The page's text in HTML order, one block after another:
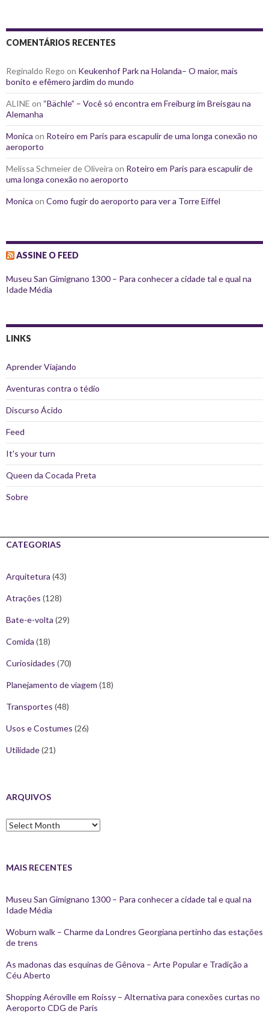
COMENTÁRIOS RECENTES
Reginaldo Rego on Keukenhof Park na Holanda– O maior, mais
bonito e efêmero jardim do mundo
ALINE on “Bächle” – Você só encontra em Freiburg im Breisgau na
Alemanha
Monica on Roteiro em Paris para escapulir de uma longa conexão no
aeroporto
Melissa Schmeier de Oliveira on Roteiro em Paris para escapulir de
uma longa conexão no aeroporto
Monica on Como fugir do aeroporto para ver a Torre Eiffel
ASSINE O FEED
Museu San Gimignano 1300 – Para conhecer a cidade tal e qual na
Idade Média
LINKS
Aprender Viajando
Aventuras contra o tédio
Discurso Ácido
Feed
It's your turn
Queen da Cocada Preta
Sobre
CATEGORIAS
Arquitetura (43)
Atrações (128)
Bate-e-volta (29)
Comida (18)
Curiosidades (70)
Planejamento de viagem (18)
Transportes (48)
Usos e Costumes (26)
Utilidade(21)
ARQUIVOS
Arquivos
MAIS RECENTES
Museu San Gimignano 1300 – Para conhecer a cidade tal e qual na
Idade Média
Woburn walk – Charme da Londres Georgiana pertinho das estações
de trens
As madonas das esquinas de Gênova – Arte Popular e Tradição a
Céu Aberto
Shopping Aéroville em Roissy – Alternativa para conexões curtas no
Aeroporto CDG de Paris